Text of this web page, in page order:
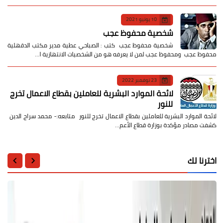
10 يونيو 2021
شخصية محفوظ عجب
شخصية محفوظ عجب كتب : الصباحي عطية مدير مكتب الدقهلية
محفوظ عجب ومحفوظ عجب لمن لا يعرفه هو من الشخصيات الانتهازية ا…
23 نوفمبر 2022
لائحة الموارد البشرية للعاملين بقطاع الاعمال تخرج
للنور
لائحة الموارد البشرية للعاملين بقطاع الاعمال تخرج للنور متابعه:- محمد سراج الدين
كشفت مصادر مؤكدة بوزارة قطاع الأعم…
اخترنا لك